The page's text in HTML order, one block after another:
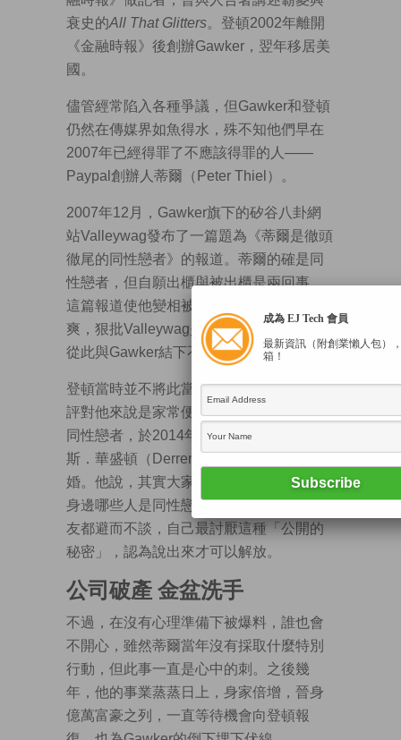
衰史的All That Glitters。登頓2002年離開
《金融時報》後創辦Gawker，翌年移居美
國。
儘管經常陷入各種爭議，但Gawker和登頓
仍然在傳媒界如魚得水，殊不知他們早在
2007年已經得罪了不應該得罪的人——
Paypal創辦人蒂爾（Peter Thiel）。
2007年12月，Gawker旗下的矽谷八卦網
站Valleywag發布了一篇題為《蒂爾是徹頭
徹尾的同性戀者》的報道。蒂爾的確是同
性戀者，但自願出櫃與被出櫃是兩回事，
這篇報道使他變相被出櫃，所以他非常不
爽，狠批Valleywag是矽谷的恐怖組織，也
從此與Gawker結下不解之仇。
登頓當時並不將此當一回事，畢竟此類批
評對他來說是家常便飯，而且他本身也是
同性戀者，於2014年與黑人男演員德倫
斯．華盛頓（Derrence Washington）結
婚。他說，其實大家在學生時代都會知道
身邊哪些人是同性戀，但無論是家人或朋
友都避而不談，自己最討厭這種「公開的
秘密」，認為說出來才可以解放。
公司破產 金盆洗手
不過，在沒有心理準備下被爆料，誰也會
不開心，雖然蒂爾當年沒有採取什麼特別
行動，但此事一直是心中的刺。之後幾
年，他的事業蒸蒸日上，身家倍增，晉身
億萬富豪之列，一直等待機會向登頓報
成為 EJ Tech 會員
最新資訊（附創業懶人包）
箱！